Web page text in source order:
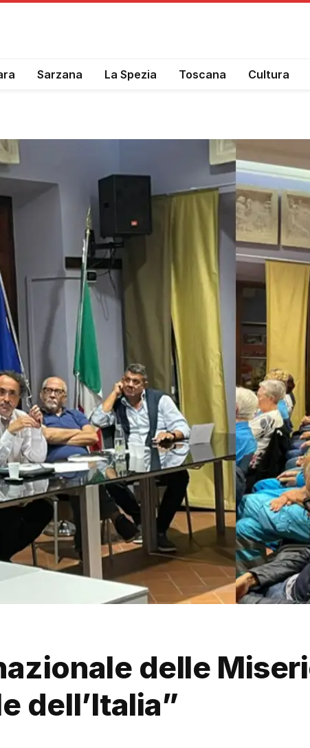
Sarzana La Spezia Toscana Cultura
delle
dell’Italia”